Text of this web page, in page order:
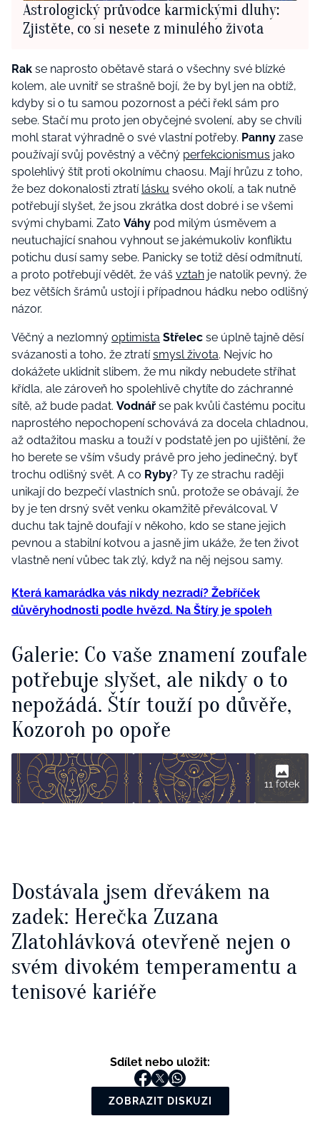
Astrologický průvodce karmickými dluhy:
Zjistěte, co si nesete z minulého života
Rak se naprosto obětavě stará o všechny své blízké
kolem, ale uvnitř se strašně bojí, že by byl jen na obtíž,
kdyby si o tu samou pozornost a péči řekl sám pro
sebe. Stačí mu proto jen obyčejné svolení, aby se chvíli
mohl starat výhradně o své vlastní potřeby. Panny zase
používají svůj pověstný a věčný perfekcionismus jako
spolehlivý štít proti okolnímu chaosu. Mají hrůzu z toho,
že bez dokonalosti ztratí lásku svého okolí, a tak nutně
potřebují slyšet, že jsou zkrátka dost dobré i se všemi
svými chybami. Zato Váhy pod milým úsměvem a
neutuchající snahou vyhnout se jakémukoliv konfliktu
potichu dusí samy sebe. Panicky se totiž děsí odmítnutí,
a proto potřebují vědět, že váš vztah je natolik pevný, že
bez větších šrámů ustojí i případnou hádku nebo odlišný
názor.
Věčný a nezlomný optimista Střelec se úplně tajně děsí
svázanosti a toho, že ztratísmysl života. Nejvíc ho
dokážete uklidnit slibem, že mu nikdy nebudete stříhat
křídla, ale zároveň ho spolehlivě chytíte do záchranné
sítě, až bude padat. Vodnář se pak kvůli častému pocitu
naprostého nepochopení schovává za docela chladnou,
až odtažitou masku a touží v podstatě jen po ujištění, že
ho berete se vším všudy právě pro jeho jedinečný, byť
trochu odlišný svět. A co Ryby? Ty ze strachu raději
unikají do bezpečí vlastních snů, protože se obávají, že
by je ten drsný svět venku okamžitě převálcoval. V
duchu tak tajně doufají v někoho, kdo se stane jejich
pevnou a stabilní kotvou a jasně jim ukáže, že ten život
vlastně není vůbec tak zlý, když na něj nejsou samy.
Která kamarádka vás nikdy nezradí? Žebříček
důvěryhodnosti podle hvězd. Na Štíry je spoleh
Galerie: Co vaše znamení zoufale
potřebuje slyšet, ale nikdy o to
nepožádá. Štír touží po důvěře,
Kozoroh po opoře
11 fotek
Dostávala jsem dřevákem na
zadek: Herečka Zuzana
Zlatohlávková otevřeně nejen o
svém divokém temperamentu a
tenisové kariéře
Sdílet nebo uložit:
ZOBRAZIT DISKUZI